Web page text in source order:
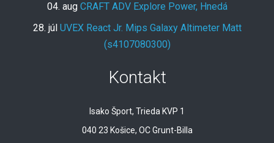
04. aug CRAFT ADV Explore Power, Hnedá
28. júl UVEX React Jr. Mips Galaxy Altimeter Matt
(s4107080300)
Kontakt
Isako Šport, Trieda KVP 1
040 23 Košice, OC Grunt-Billa